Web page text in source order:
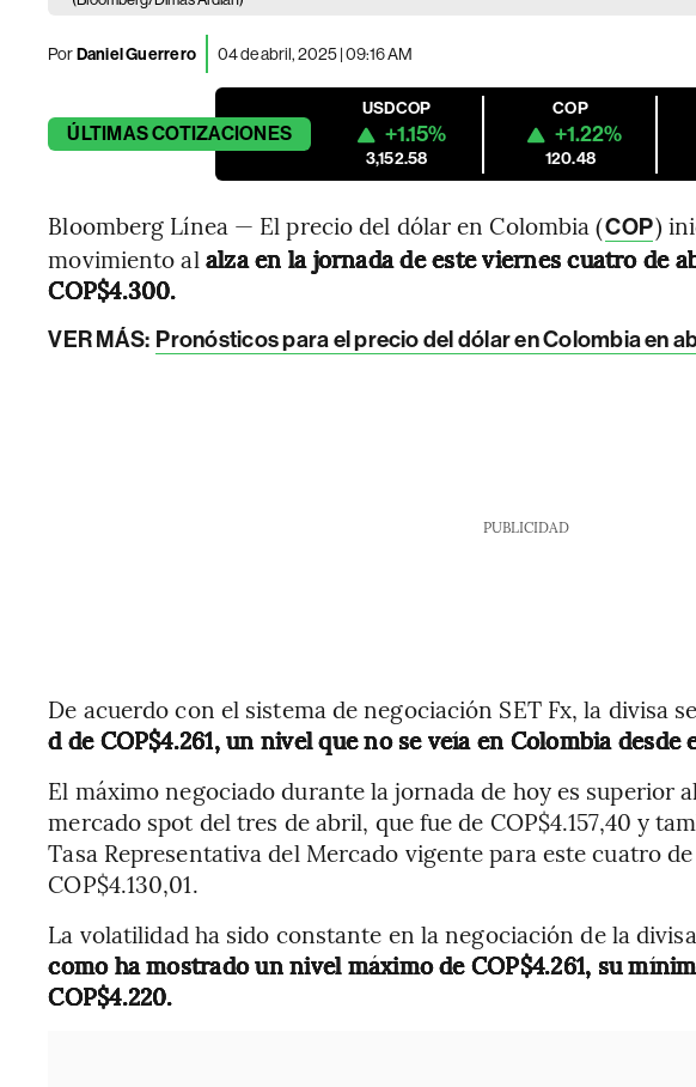
PorDaniel Guerrero 04 de abril, 2025 | 09:16 AM
ÚLTIMASCOTIZACIONES
USDCOP
+1.15%
3,152.58
COP
+1.22%
120.48
Bloomberg Línea — El precio del dólar en Colombia (COP)
movimiento al alza en la jornada de este viernes cuatro de
COP$4.300.
VER MÁS: Pronósticos para el precio del dólar en Colombia en
PUBLICIDAD
De acuerdo con el sistema de negociación SET Fx, la divisa
d de COP$4.261, un nivel que no se veía en Colombia desde
El máximo negociado durante la jornada de hoy es superior
mercado spot del tres de abril, que fue de COP$4.157,40 y
Tasa Representativa del Mercado vigente para este cuatro
COP$4.130,01.
La volatilidad ha sido constante en la negociación de la
como ha mostrado un nivel máximo de COP$4.261, su
COP$4.220.